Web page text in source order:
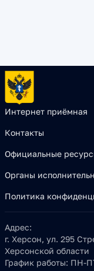
Интернет приёмная
Контакты
Официальные
Органы
Политика
Адрес:
г. Херсон, ул. 295
Херсонской области
График работы: ПН-